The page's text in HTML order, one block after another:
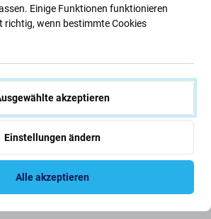
Galaxy S24 Ultra, Matte
Black
Einige Funktionen funktionieren
richtig, wenn bestimmte Cookies
akzeptieren
Einstellungen ändern
Alle akzeptieren